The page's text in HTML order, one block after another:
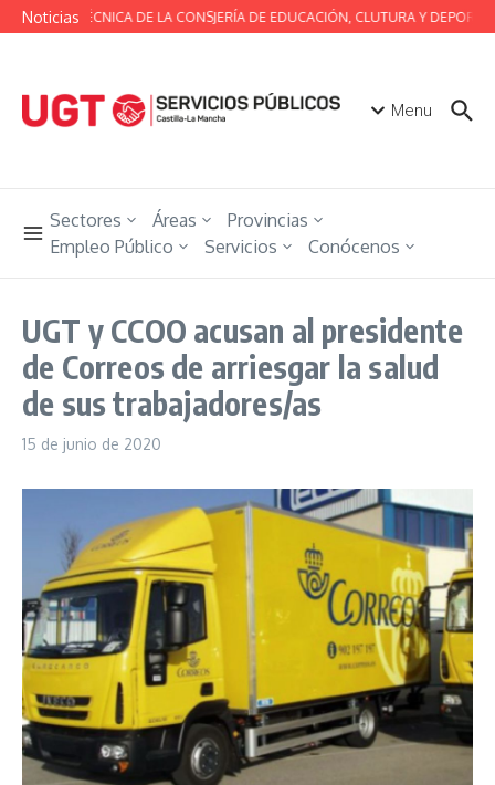
Saltar al contenido
Noticias
MESA TÉCNICA DE LA CONSJERÍA DE EDUCACIÓN, CLUTURA Y
Menu
Sectores Áreas
Provincias
Empleo Público
Servicios Conócenos
UGT y CCOO acusan al presidente
de Correos de arriesgar la salud
de sus trabajadores/as
15 de junio de 2020